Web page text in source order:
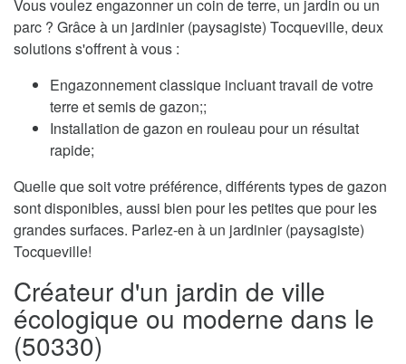
Vous voulez engazonner un coin de terre, un jardin ou un
parc ? Grâce à un jardinier (paysagiste) Tocqueville, deux
solutions s'offrent à vous :
Engazonnement classique incluant travail de votre
terre et semis de gazon;;
Installation de gazon en rouleau pour un résultat
rapide;
Quelle que soit votre préférence, différents types de gazon
sont disponibles, aussi bien pour les petites que pour les
grandes surfaces. Parlez-en à un jardinier (paysagiste)
Tocqueville!
Créateur d'un jardin de ville
écologique ou moderne dans le
(50330)